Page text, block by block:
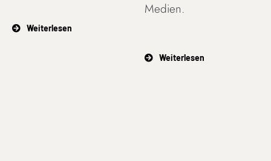
Weiterlesen
Medien.
Weiterlesen